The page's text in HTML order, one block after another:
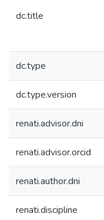
dc.title
dc.type
dc.type.version
renati.advisor.dni
renati.advisor.orcid
renati.author.dni
renati.discipline